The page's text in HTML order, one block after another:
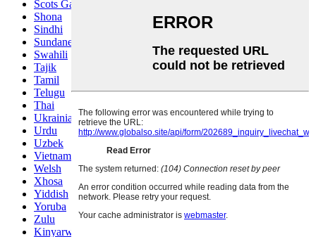
Scots Gaelic
Shona
Sindhi
Sundanese
Swahili
Tajik
Tamil
Telugu
Thai
Ukrainian
Urdu
Uzbek
Vietnamese
Welsh
Xhosa
Yiddish
Yoruba
Zulu
Kinyarwanda